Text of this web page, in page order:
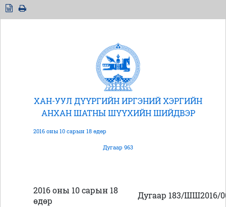
ХАН-УУЛ ДҮҮРГИЙН ИРГЭНИЙ ХЭРГИЙН
АНХАН ШАТНЫ ШҮҮХИЙН ШИЙДВЭР
2016 оны 10 сарын 18 өдөр
Дугаар 963
2016 оны 10 сарын 18
өдөр
Дугаар 183/ШШ2016/